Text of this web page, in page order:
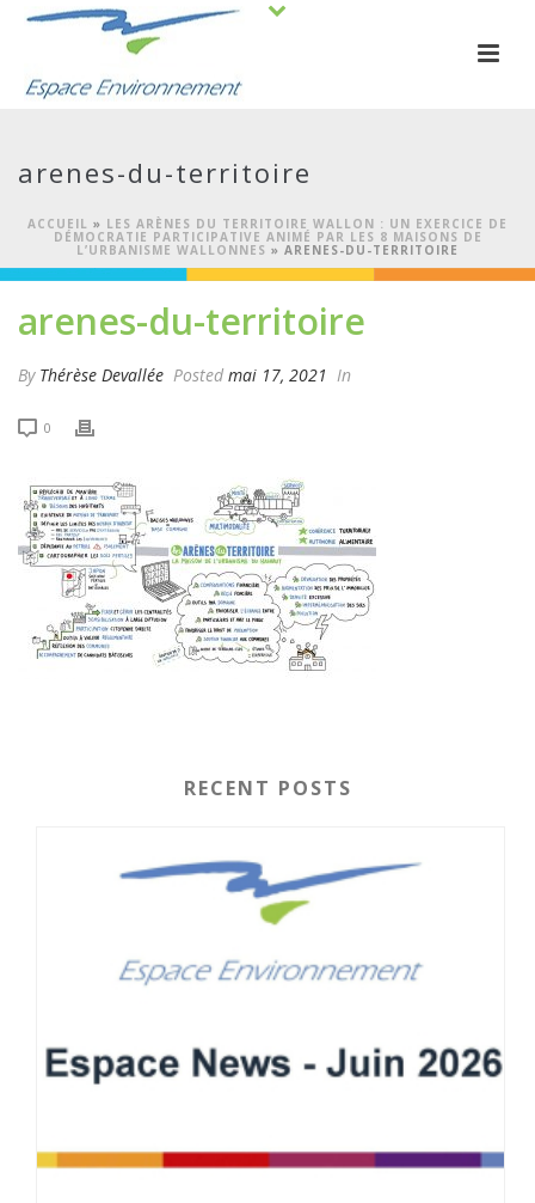
arenes-du-territoire
ACCUEIL » LES ARÈNES DU TERRITOIRE WALLON : UN EXERCICE DE
DÉMOCRATIE PARTICIPATIVE ANIMÉ PAR LES 8 MAISONS DE
L’URBANISME WALLONNES » ARENES-DU-TERRITOIRE
arenes-du-territoire
By Thérèse Devallée Posted mai 17, 2021 In
0
RECENT POSTS